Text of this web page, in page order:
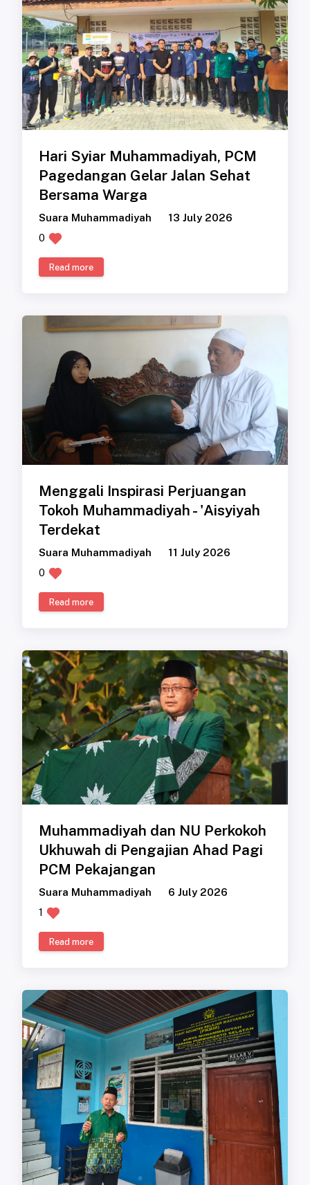
Hari Syiar Muhammadiyah, PCM
Pagedangan Gelar Jalan Sehat
Bersama Warga
Suara Muhammadiyah
13 July 2026
0
Read more
Menggali Inspirasi Perjuangan
Tokoh Muhammadiyah - 'Aisyiyah
Terdekat
Suara Muhammadiyah
11 July 2026
0
Read more
Muhammadiyah dan NU Perkokoh
Ukhuwah di Pengajian Ahad Pagi
PCM Pekajangan
Suara Muhammadiyah
6 July 2026
1
Read more